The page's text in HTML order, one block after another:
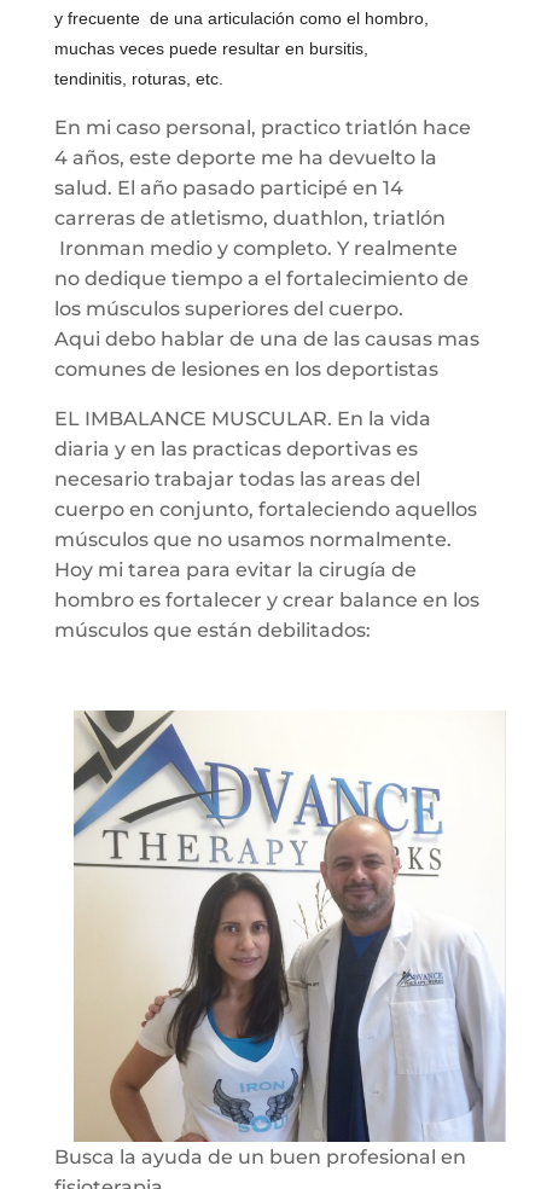
y frecuente de una articulación como el hombro,
muchas veces puede resultar en bursitis,
tendinitis, roturas, etc.
En mi caso personal, practico triatlón hace
4 años, este deporte me ha devuelto la
salud. El año pasado participé en 14
carreras de atletismo, duathlon, triatlón
Ironman medio y completo. Y realmente
no dedique tiempo a el fortalecimiento de
los músculos superiores del cuerpo.
Aqui debo hablar de una de las causas mas
comunes de lesiones en los deportistas
EL IMBALANCE MUSCULAR. En la vida
diaria y en las practicas deportivas es
necesario trabajar todas las areas del
cuerpo en conjunto, fortaleciendo aquellos
músculos que no usamos normalmente.
Hoy mi tarea para evitar la cirugía de
hombro es fortalecer y crear balance en los
músculos que están debilitados:
Busca la ayuda de un buen profesional en